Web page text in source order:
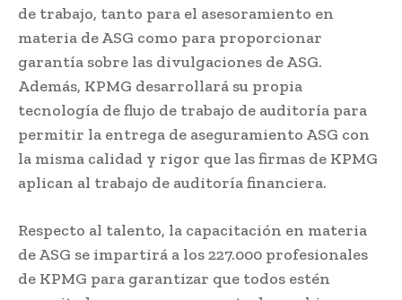
de trabajo, tanto para el asesoramiento en
materia de ASG como para proporcionar
garantía sobre las divulgaciones de ASG.
Además, KPMG desarrollará su propia
tecnología de flujo de trabajo de auditoría para
permitir la entrega de aseguramiento ASG con
la misma calidad y rigor que las firmas de KPMG
aplican al trabajo de auditoría financiera.
Respecto al talento, la capacitación en materia
de ASG se impartirá a los 227.000 profesionales
de KPMG para garantizar que todos estén